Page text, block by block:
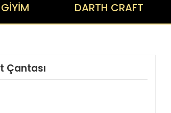
GİYİM DARTH CRAFT
Çantası